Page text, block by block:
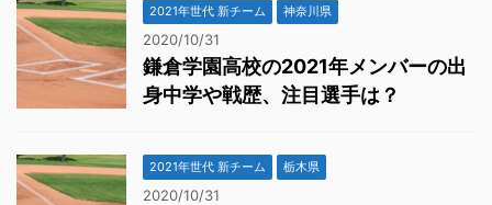
2021年世代 新チーム 神奈川県
2020/10/31
鎌倉学園高校の2021年メンバーの出
身中学や戦歴、注目選手は？
2021年世代 新チーム 栃木県
2020/10/31